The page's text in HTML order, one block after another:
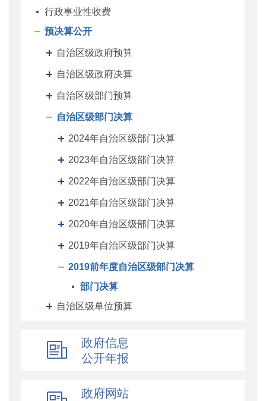
行政事业性收费
预决算公开
自治区级政府预算
自治区级政府决算
自治区级部门预算
自治区级部门决算
2024年自治区级部门决算
2023年自治区级部门决算
2022年自治区级部门决算
2021年自治区级部门决算
2020年自治区级部门决算
2019年自治区级部门决算
2019前年度自治区级部门决算
部门决算
自治区级单位预算
自治区财政厅机关预决算
地州预决算
绩效专栏
政府信息
公开年报
政府网站